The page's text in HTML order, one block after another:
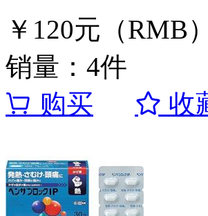
￥120元（RMB）
销量：4件
购买
收